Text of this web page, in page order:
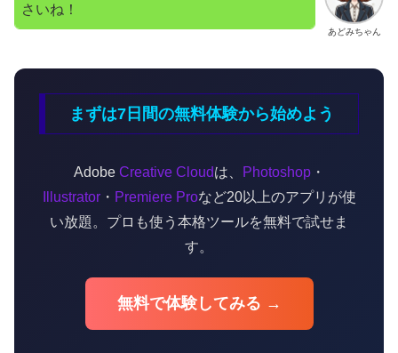
あどみちゃん
さいね！
まずは7日間の無料体験から始めよう
Adobe Creative Cloudは、 Photoshop・
Illustrator・ Premiere Proなど20以上のアプリが使
い放題。プロも使う本格ツールを無料で試せま
す。
無料で体験してみる →